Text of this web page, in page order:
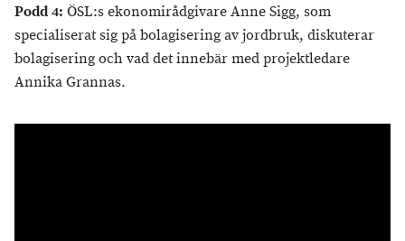
Podd 4: ÖSL:s ekonomirådgivare Anne Sigg, som
specialiserat sig på bolagisering av jordbruk, diskuterar
bolagisering och vad det innebär med projektledare
Annika Grannas.